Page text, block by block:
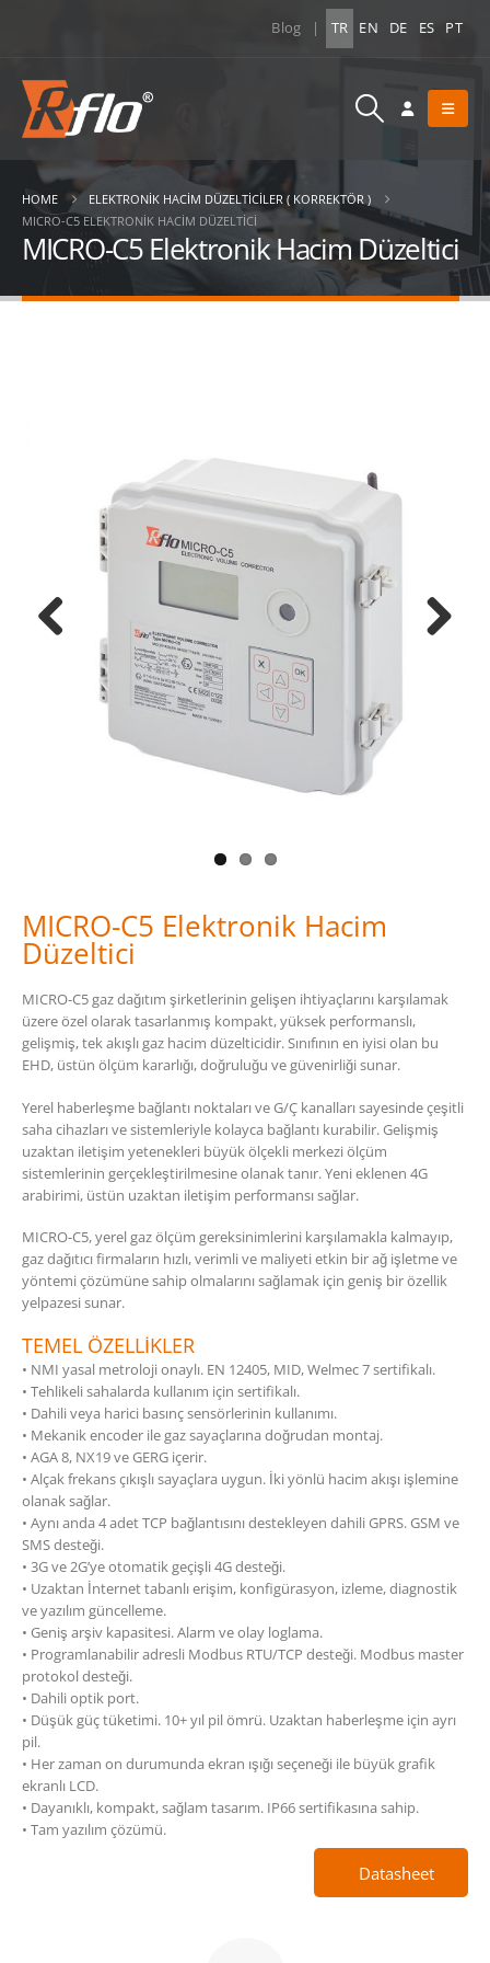
Blog | TR EN DE ES PT
HOME
ELEKTRONIK HACIM DÜZELTICILER ( KORREKTÖR )
MICRO-C5 ELEKTRONIK HACIM DÜZELTICI
MICRO-C5 Elektronik Hacim Düzeltici
MICRO-C5 Elektronik Hacim
Düzeltici
MICRO-C5 gaz dağıtım şirketlerinin gelişen ihtiyaçlarını karşılamak
üzere özel olarak tasarlanmış kompakt, yüksek performanslı,
gelişmiş, tek akışlı gaz hacim düzelticidir. Sınıfının en iyisi olan bu
EHD, üstün ölçüm kararlığı, doğruluğu ve güvenirliği sunar.
Yerel haberleşme bağlantı noktaları ve G/Ç kanalları sayesinde çeşitli
saha cihazları ve sistemleriyle kolayca bağlantı kurabilir. Gelişmiş
uzaktan iletişim yetenekleri büyük ölçekli merkezi ölçüm
sistemlerinin gerçekleştirilmesine olanak tanır. Yeni eklenen 4G
arabirimi, üstün uzaktan iletişim performansı sağlar.
MICRO-C5, yerel gaz ölçüm gereksinimlerini karşılamakla kalmayıp,
gaz dağıtıcı firmaların hızlı, verimli ve maliyeti etkin bir ağ işletme ve
yöntemi çözümüne sahip olmalarını sağlamak için geniş bir özellik
yelpazesi sunar.
TEMEL ÖZELLİKLER
• NMI yasal metroloji onaylı. EN 12405, MID, Welmec 7 sertifikalı.
• Tehlikeli sahalarda kullanım için sertifikalı.
• Dahili veya harici basınç sensörlerinin kullanımı.
• Mekanik encoder ile gaz sayaçlarına doğrudan montaj.
• AGA 8, NX19 ve GERG içerir.
• Alçak frekans çıkışlı sayaçlara uygun. İki yönlü hacim akışı işlemine
olanak sağlar.
• Aynı anda 4 adet TCP bağlantısını destekleyen dahili GPRS. GSM ve
SMS desteği.
• 3G ve 2G’ye otomatik geçişli 4G desteği.
• Uzaktan İnternet tabanlı erişim, konfigürasyon, izleme, diagnostik
ve yazılım güncelleme.
• Geniş arşiv kapasitesi. Alarm ve olay loglama.
• Programlanabilir adresli Modbus RTU/TCP desteği. Modbus master
protokol desteği.
• Dahili optik port.
• Düşük güç tüketimi. 10+ yıl pil ömrü. Uzaktan haberleşme için ayrı
pil.
• Her zaman on durumunda ekran ışığı seçeneği ile büyük grafik
ekranlı LCD.
• Dayanıklı, kompakt, sağlam tasarım. IP66 sertifikasına sahip.
• Tam yazılım çözümü.
Datasheet